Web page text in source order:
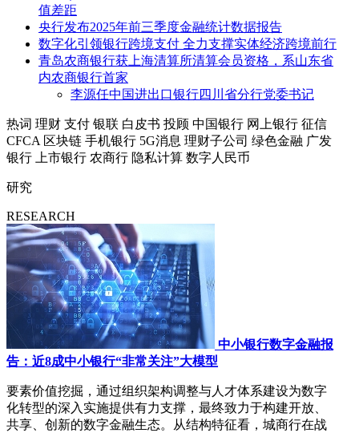
值差距
央行发布2025年前三季度金融统计数据报告
数字化引领银行跨境支付 全力支撑实体经济跨境前行
青岛农商银行获上海清算所清算会员资格，系山东省
内农商银行首家
李源任中国进出口银行四川省分行党委书记
热词 理财 支付 银联 白皮书 投顾 中国银行 网上银行 征信
CFCA 区块链 手机银行 5G消息 理财子公司 绿色金融 广发
银行
上市银行 农商行 隐私计算 数字人民币
研究
RESEARCH
中小银行数字金融报
告：近8成中小银行“非常关注”大模型
要素价值挖掘，通过组织架构调整与人才体系建设为数字
化转型的深入实施提供有力支撑，最终致力于构建开放、
共享、创新的数字金融生态。从结构特征看，城商行在战